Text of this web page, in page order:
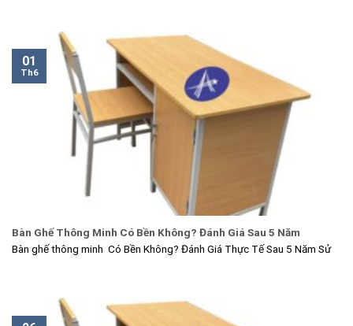
Bàn Ghế Thông Minh Có Bền Không? Đánh Giá Sau 5 Năm
Bàn ghế thông minh Có Bền Không? Đánh Giá Thực Tế Sau 5 Năm Sử
01
Th6